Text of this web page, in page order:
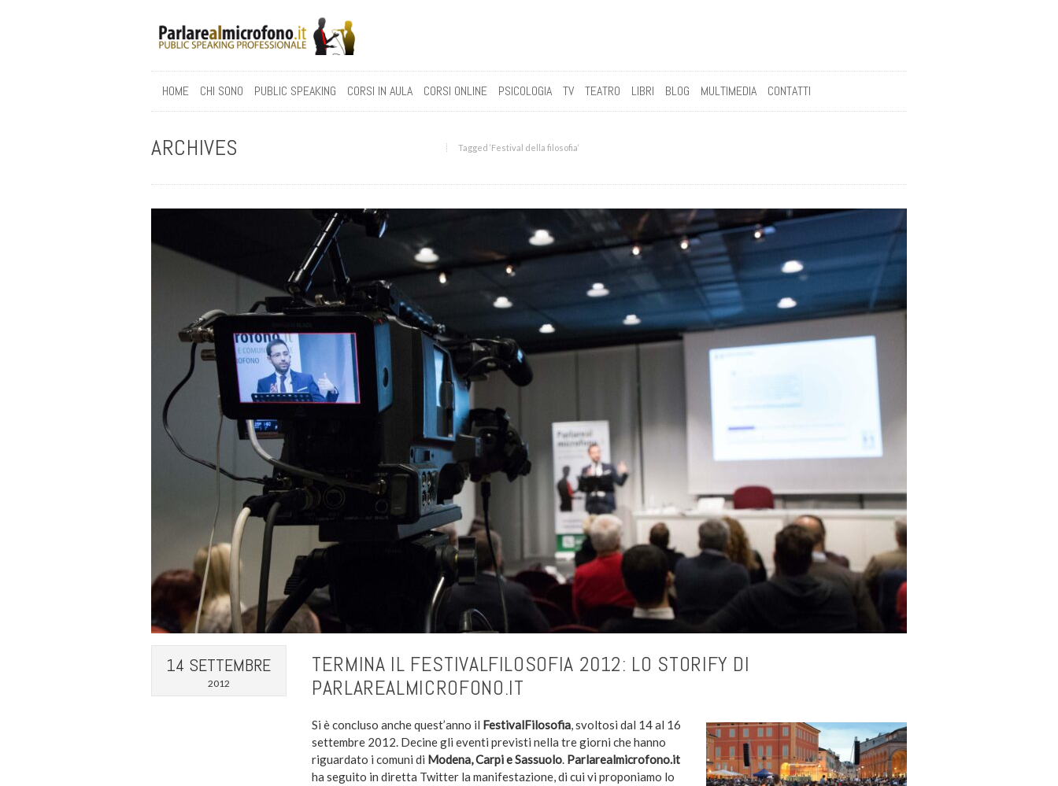
HOME CHI SONO PUBLIC SPEAKING CORSI IN AULA CORSI ONLINE PSICOLOGIA TV TEATRO LIBRI BLOG MULTIMEDIA CONTATTI
ARCHIVES Tagged ‘Festival della filosofia‘
14 SETTEMBRE
2012
TERMINA IL FESTIVALFILOSOFIA 2012: LO STORIFY DI
PARLAREALMICROFONO.IT
Si è concluso anche quest’anno il FestivalFilosofia, svoltosi dal 14 al 16
settembre 2012. Decine gli eventi previsti nella tre giorni che hanno
riguardato i comuni di Modena, Carpi e Sassuolo. Parlarealmicrofono.it
ha seguito in diretta Twitter la manifestazione, di cui vi proponiamo lo